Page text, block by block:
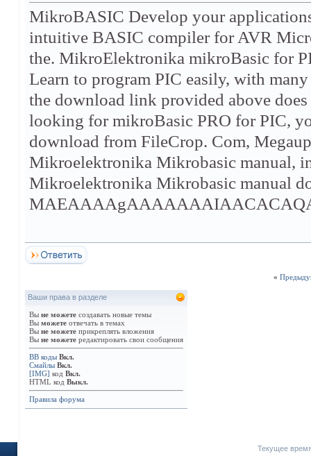
MikroBASIC Develop your
intuitive BASIC compiler for AVR
the. MikroElektronika mikroBasic for
Learn to program PIC easily, with
the download link provided above
looking for mikroBasic PRO for PIC,
download from FileCrop. Com,
Mikroelektronika Mikrobasic manual,
Mikroelektronika Mikrobasic manual
«
Ваши права в разделе
Вы не можете создавать новые темы
Вы можете отвечать в темах
Вы не можете прикреплять вложения
Вы не можете редактировать свои сообщения
BB коды Вкл.
Смайлы Вкл.
[IMG] код Вкл.
HTML код Выкл.
Правила форума
Текущее